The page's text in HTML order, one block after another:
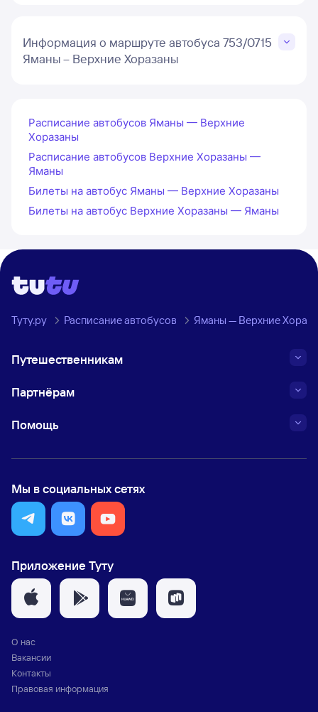
Информация о маршруте автобуса 753/0715
Яманы – Верхние Хоразаны
Расписание автобусов Яманы — Верхние
Хоразаны
Расписание автобусов Верхние Хоразаны —
Яманы
Билеты на автобус Яманы — Верхние Хоразаны
Билеты на автобус Верхние Хоразаны — Яманы
Туту.ру Расписание автобусов Яманы — Верхние
Путешественникам
Партнёрам
Помощь
Мы в социальных сетях
Приложение Туту
О нас
Вакансии
Контакты
Правовая информация